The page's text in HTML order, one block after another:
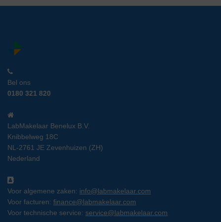
Bel ons
0180 321 820
LabMakelaar Benelux B.V.
Knibbelweg 18C
NL-2761 JE Zevenhuizen (ZH)
Nederland
Voor algemene zaken: info@labmakelaar.com
Voor facturen: finance@labmakelaar.com
Voor technische service: service@labmakelaar.com